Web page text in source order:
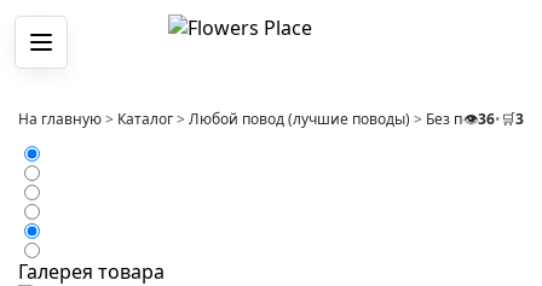
Меню
На главную> Каталог> Любой повод (лучшие поводы) > Без повода>
👁️36•🛒3
Галерея товара